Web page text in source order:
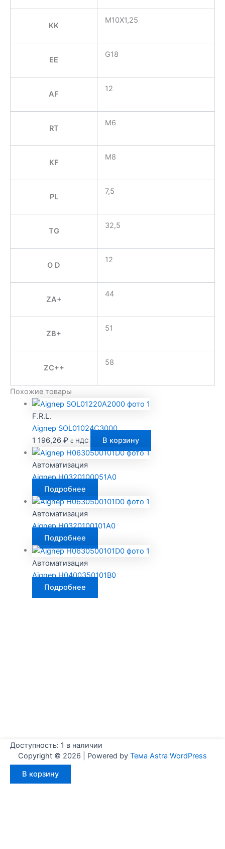
KK
M10X1,25
EE
G18
AF
12
RT
M6
KF
M8
PL
7,5
TG
32,5
O D
12
ZA+
44
ZB+
51
ZC++
58
Похожие товары
F.R.L.
Aignep SOL01024C3000
1 196,26 ₽ с НДС В корзину
Автоматизация
Aignep H0320100051A0
Подробнее
Автоматизация
Aignep H0320100101A0
Подробнее
Автоматизация
Aignep H0400350101B0
Подробнее
Copyright © 2026 | Powered by Тема Astra WordPress
Доступность: 1 в наличии
товара
В корзину